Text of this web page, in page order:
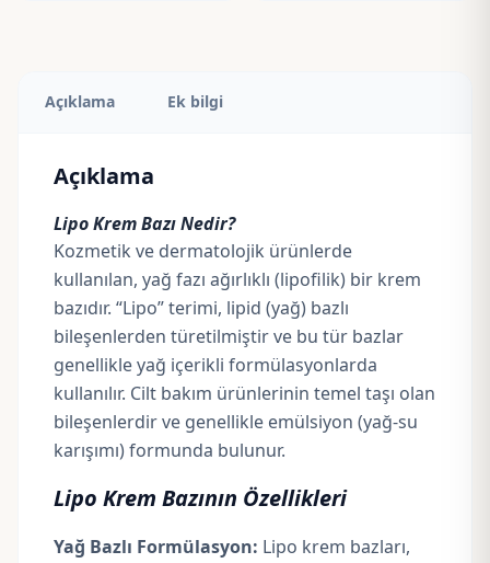
Açıklama Ek bilgi
Açıklama
Lipo Krem Bazı Nedir?
Kozmetik ve dermatolojik ürünlerde
kullanılan, yağ fazı ağırlıklı (lipofilik) bir krem
bazıdır. “Lipo” terimi, lipid (yağ) bazlı
bileşenlerden türetilmiştir ve bu tür bazlar
genellikle yağ içerikli formülasyonlarda
kullanılır. Cilt bakım ürünlerinin temel taşı olan
bileşenlerdir ve genellikle emülsiyon (yağ-su
karışımı) formunda bulunur.
Lipo Krem Bazının Özellikleri
Yağ Bazlı Formülasyon: Lipo krem bazları,